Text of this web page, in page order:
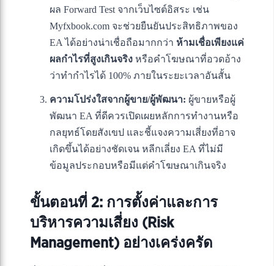
ผล Forward Test จากเว็บไซต์อิสระ เช่น
Myfxbook.com จะช่วยยืนยันประสิทธิภาพของ
EA ได้อย่างน่าเชื่อถือมากกว่า ห้ามเชื่อเพียงแค่
ผลกำไรที่สูงเกินจริง หรือคำโฆษณาที่อวดอ้าง
ว่าทำกำไรได้ 100% ภายในระยะเวลาอันสั้น
ความโปร่งใสจากผู้ขาย/ผู้พัฒนา: ผู้ขายหรือผู้
พัฒนา EA ที่ดีควรเปิดเผยหลักการทำงานหรือ
กลยุทธ์โดยสังเขป และชี้แจงความเสี่ยงที่อาจ
เกิดขึ้นได้อย่างชัดเจน หลีกเลี่ยง EA ที่ไม่มี
ข้อมูลประกอบหรือมีแต่คำโฆษณาเกินจริง
ขั้นตอนที่ 2: การตั้งค่าและการ
บริหารความเสี่ยง (Risk
Management) อย่างเคร่งครัด